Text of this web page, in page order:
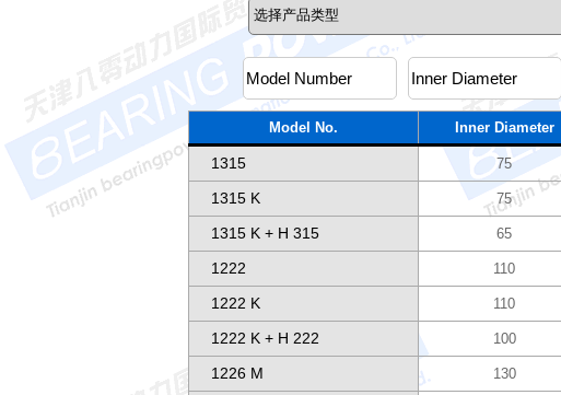
Model No. Inner Diameter
1315 75
1315 K 75
1315 K + H 315 65
1222 110
1222 K 110
1222 K + H 222 100
1226 M 130